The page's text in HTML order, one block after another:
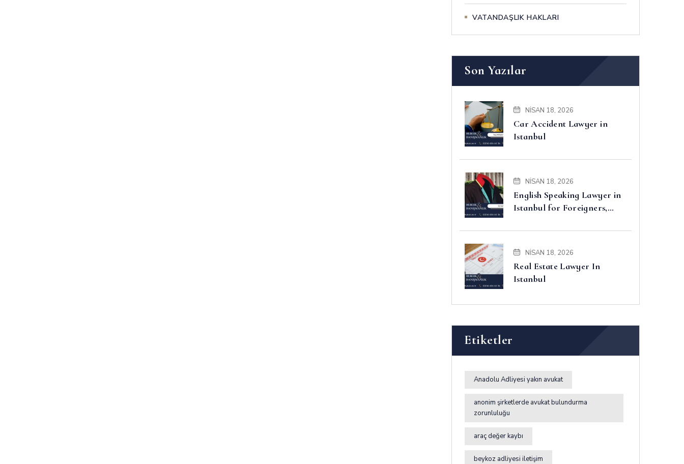
VATANDAŞLIK HAKLARI
Son Yazılar
NISAN 18, 2026
Car Accident Lawyer in
Istanbul
NISAN 18, 2026
English Speaking Lawyer in
Istanbul for Foreigners,
Disputes
NISAN 18, 2026
Real Estate Lawyer In
Istanbul
Etiketler
Anadolu Adliyesi yakın avukat
anonim şirketlerde avukat bulundurma
zorunluluğu
araç değer kaybı
beykoz adliyesi iletişim